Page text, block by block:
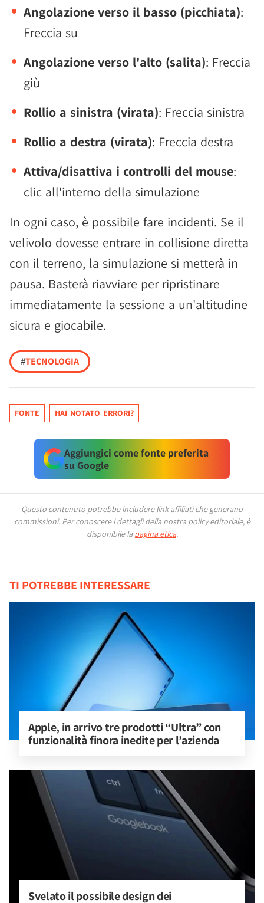
Angolazione verso il basso (picchiata):
Freccia su
Angolazione verso l'alto (salita): Freccia
giù
Rollio a sinistra (virata): Freccia sinistra
Rollio a destra (virata): Freccia destra
Attiva/disattiva i controlli del mouse:
clic all'interno della simulazione
In ogni caso, è possibile fare incidenti. Se il
velivolo dovesse entrare in collisione diretta
con il terreno, la simulazione si metterà in
pausa. Basterà riavviare per ripristinare
immediatamente la sessione a un'altitudine
sicura e giocabile.
#TECNOLOGIA
FONTE HAI NOTATO ERRORI?
Aggiungici come fonte preferita
su Google
Questo contenuto potrebbe includere link affiliati che generano
commissioni. Per conoscere i dettagli della nostra policy editoriale, è
disponibile la pagina etica.
TI POTREBBE INTERESSARE
Apple, in arrivo tre prodotti “Ultra” con
funzionalità finora inedite per l’azienda
Svelato il possibile design dei